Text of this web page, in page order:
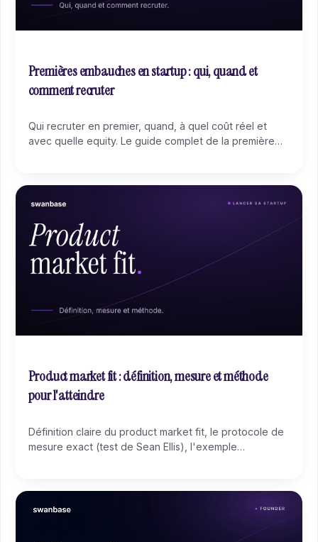
Premières embauches en startup : qui, quand et
comment recruter
Qui recruter en premier, quand, à quel coût réel et
avec quelle equity. Le guide complet de la première
Product market fit : définition, mesure et méthode
pour l'atteindre
Définition claire du product market fit, le protocole de
mesure exact (test de Sean Ellis), l'exemple